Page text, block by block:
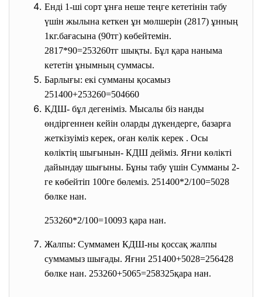
Енді 1-ші сорт ұнға неше теңге кететінін табу
үшін жылына кеткен ұн мөлшерін (2817) ұнның
1кг.бағасына (90тг) көбейтемін.
2817*90=253260тг шықты. Бұл қара наныма
кететін ұнымның суммасы.
Барлығы: екі сумманы қосамыз
251400+253260=504660
КДШ- бұл дегеніміз. Мысалы біз нанды
өндіргеннен кейін оларды дүкендерге, базарға
жеткізуіміз керек, оған көлік керек . Осы
көліктің шығынын- КДШ дейміз. Яғни көлікті
дайындау шығыны. Бұны табу үшін Сумманы 2-
ге көбейтіп 100ге бөлеміз. 251400*2/100=5028
бөлке нан.
253260*2/100=10093 қара нан.
Жалпы: Суммамен КДШ-ны қоссақ жалпы
суммамыз шығады. Яғни 251400+5028=256428
бөлке нан. 253260+5065=258325қара нан.